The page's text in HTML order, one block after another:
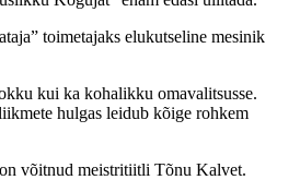
toimetajaks elukutseline mesinik
kui ka kohalikku omavalitsusse.
hulgas leidub kõige rohkem
võitnud meistritiitli Tõnu Kalvet.